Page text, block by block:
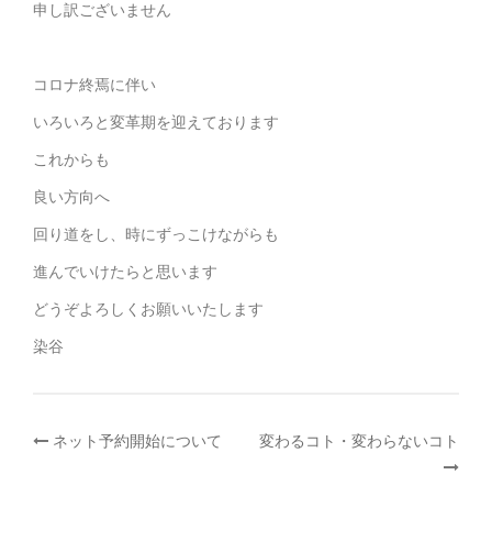
申し訳ございません
コロナ終焉に伴い
いろいろと変革期を迎えております
これからも
良い方向へ
回り道をし、時にずっこけながらも
進んでいけたらと思います
どうぞよろしくお願いいたします
染谷
投ネット予約開始について 変わるコト・変わらないコト